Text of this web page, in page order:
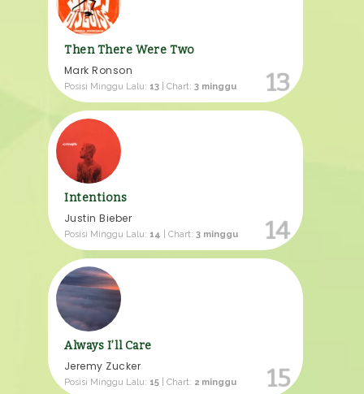
Then There Were Two
Mark Ronson
Posisi Minggu Lalu: 13 | Chart: 3 minggu 13
Intentions
Justin Bieber
Posisi Minggu Lalu: 14 | Chart: 3 minggu 14
Always I’ll Care
Jeremy Zucker
Posisi Minggu Lalu: 15 | Chart: 2 minggu 15